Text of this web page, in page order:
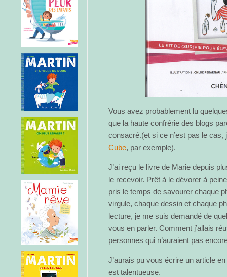
Vous avez probablement lu
que la haute confrérie des blogs
consacré.(et si ce n’est pas le
Cube, par exemple).
J’ai reçu le livre de Marie depuis
le recevoir. Prêt à le dévorer à
pris le temps de savourer chaque
virgule, chaque dessin et chaque
lecture, je me suis demandé de
vous en parler. Comment j’allais
personnes qui n’auraient pas
J’aurais pu vous écrire un article
est talentueuse.